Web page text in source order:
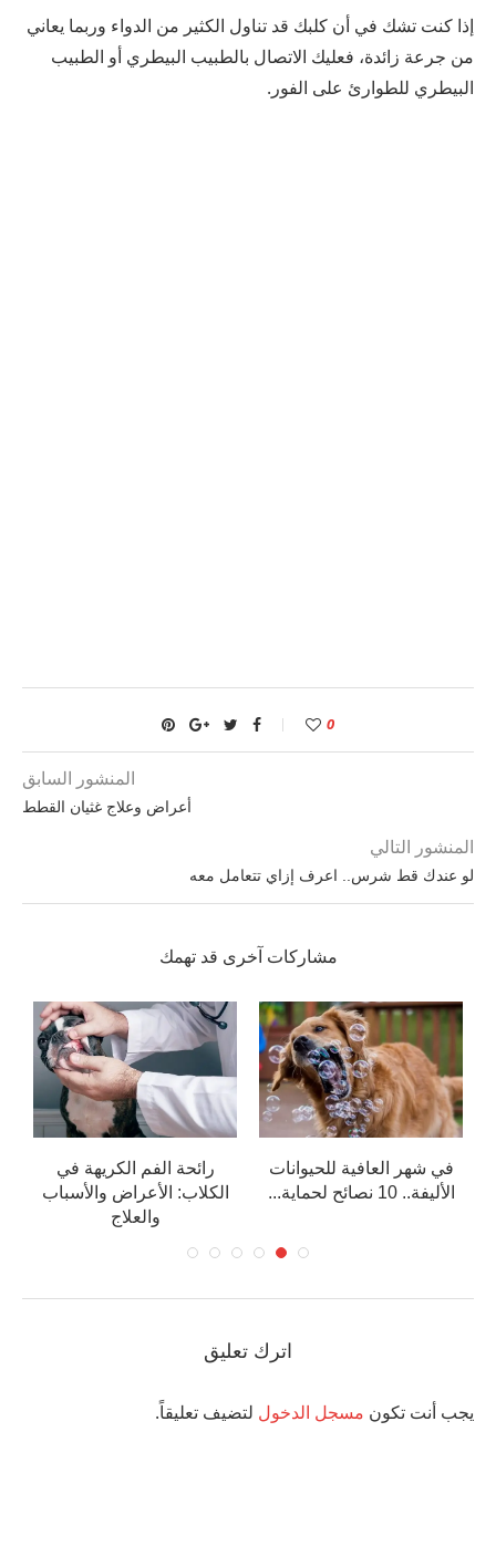
إذا كنت تشك في أن كلبك قد تناول الكثير من الدواء وربما يعاني
من جرعة زائدة، فعليك الاتصال بالطبيب البيطري أو الطبيب
البيطري للطوارئ على الفور.
0
المنشور السابق
أعراض وعلاج غثيان القطط
المنشور التالي
لو عندك قط شرس.. اعرف إزاي تتعامل معه
مشاركات آخرى قد تهمك
في شهر العافية للحيوانات
الأليفة.. 10 نصائح لحماية...
رائحة الفم الكريهة في
الكلاب: الأعراض والأسباب
والعلاج
اترك تعليق
يجب أنت تكون مسجل الدخول لتضيف تعليقاً.